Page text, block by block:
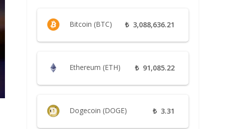
Bitcoin (BTC) ₺ 3,088,636.21
Ethereum (ETH) ₺ 91,085.22
Dogecoin (DOGE) ₺ 3.31